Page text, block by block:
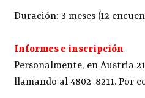
Duración: 3 meses (12
Informes e inscripción
Personalmente, en Austria
llamando al 4802-8211. Por